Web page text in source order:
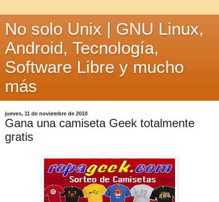
No solo Unix | GNU Linux,
Android, Tecnología,
Software Libre y mucho
más
jueves, 11 de noviembre de 2010
Gana una camiseta Geek totalmente
gratis